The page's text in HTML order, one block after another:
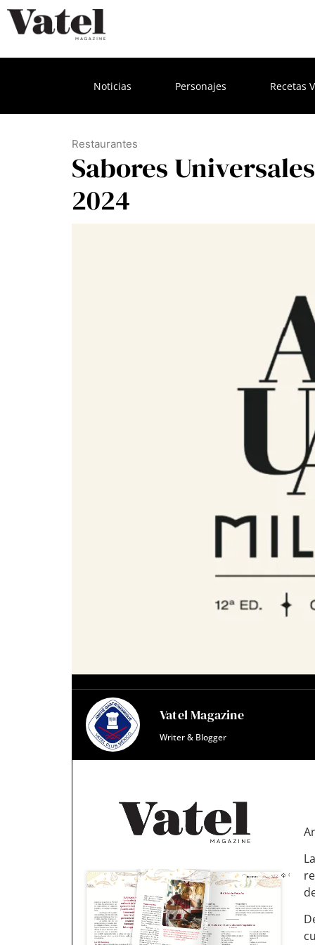
Noticias Personajes Recetas
Restaurantes
Sabores
2024
Vatel Magazine
Writer & Blogger